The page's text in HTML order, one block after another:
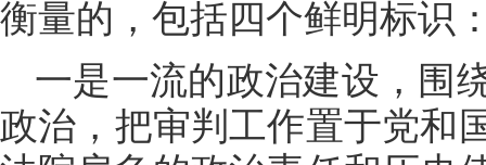
衡量的，包括四个鲜明标识
一是一流的政治建设，围
政治，把审判工作置于党和